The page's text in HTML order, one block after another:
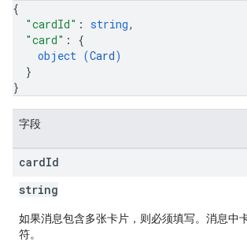
{
"cardId" : string,
"card" : {
object (Card)
}
}
字段
cardId
string
如果消息包含多张卡片，则必须填写。消息中
符。